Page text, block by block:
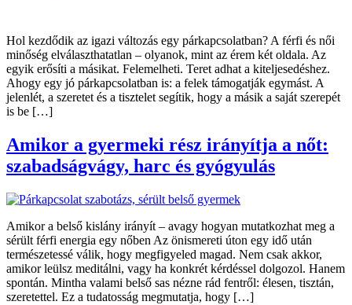
Hol kezdődik az igazi változás egy párkapcsolatban? A férfi és női
minőség elválaszthatatlan – olyanok, mint az érem két oldala. Az
egyik erősíti a másikat. Felemelheti. Teret adhat a kiteljesedéshez.
Ahogy egy jó párkapcsolatban is: a felek támogatják egymást. A
jelenlét, a szeretet és a tisztelet segítik, hogy a másik a saját szerepét
is be […]
Amikor a gyermeki rész irányítja a nőt:
szabadságvágy, harc és gyógyulás
Amikor a belső kislány irányít – avagy hogyan mutatkozhat meg a
sérült férfi energia egy nőben Az önismereti úton egy idő után
természetessé válik, hogy megfigyeled magad. Nem csak akkor,
amikor leülsz meditálni, vagy ha konkrét kérdéssel dolgozol. Hanem
spontán. Mintha valami belső sas nézne rád fentről: élesen, tisztán,
szeretettel. Ez a tudatosság megmutatja, hogy […]